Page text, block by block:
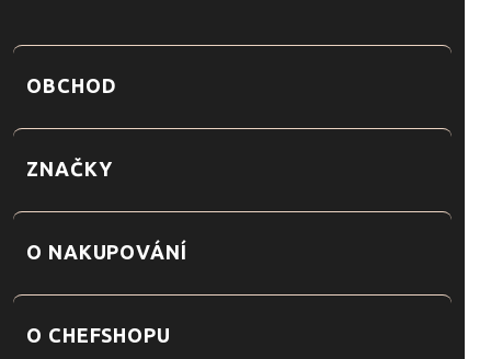
OBCHOD
ZNAČKY
O NAKUPOVÁNÍ
O CHEFSHOPU